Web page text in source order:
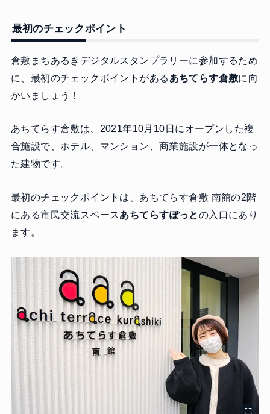
最初のチェックポイント
倉敷まちあるきデジタルスタンプラリーに参加するため
に、最初のチェックポイントがある あちてらす倉敷に向
かいましょう！
あちてらす倉敷は、2021年10月10日にオープンした複
合施設で、ホテル、マンション、商業施設が一体となっ
た建物です。
最初のチェックポイントは、あちてらす倉敷 南館の2階
にある市民交流スペースあちてらすぽっとの入口にあり
ます。